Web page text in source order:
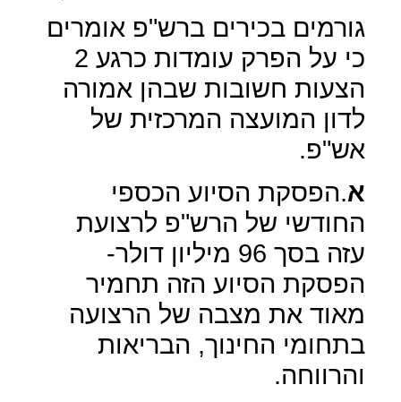
גורמים בכירים ברש"פ אומרים
כי על הפרק עומדות כרגע 2
הצעות חשובות שבהן אמורה
לדון המועצה המרכזית של
אש"פ.
א.הפסקת הסיוע הכספי
החודשי של הרש"פ לרצועת
עזה בסך 96 מיליון דולר-
הפסקת הסיוע הזה תחמיר
מאוד את מצבה של הרצועה
בתחומי החינוך, הבריאות
והרווחה.